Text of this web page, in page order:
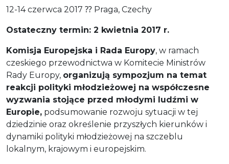
12-14 czerwca 2017 ⁇ Praga, Czechy
Ostateczny termin: 2 kwietnia 2017 r.
Komisja Europejska i Rada Europy, w ramach
czeskiego przewodnictwa w Komitecie Ministrów
Rady Europy, organizują sympozjum na temat
reakcji polityki młodzieżowej na współczesne
wyzwania stojące przed młodymi ludźmi w
Europie, podsumowanie rozwoju sytuacji w tej
dziedzinie oraz określenie przyszłych kierunków i
dynamiki polityki młodzieżowej na szczeblu
lokalnym, krajowym i europejskim.